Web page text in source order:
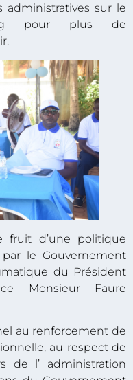
sur le
pour plus de
fruit d’une politique
le Gouvernement
du Président
Monsieur Faure
au renforcement de
au respect de
de l’ administration